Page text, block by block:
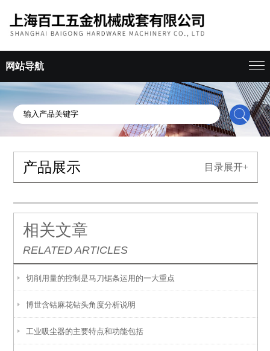
网站导航
产品展示 目录展开+
相关文章
RELATED ARTICLES
切削用量的控制是马刀锯条运用的一大重点
博世含钴麻花钻头角度分析说明
工业吸尘器的主要特点和功能包括